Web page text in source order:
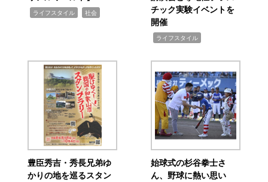
ライフスタイル 社会
チック実験イベントを
開催
ライフスタイル
豊臣秀吉・秀長兄弟ゆ
かりの地を巡るスタン
始球式の杉谷拳士さ
ん、野球に熱い思い